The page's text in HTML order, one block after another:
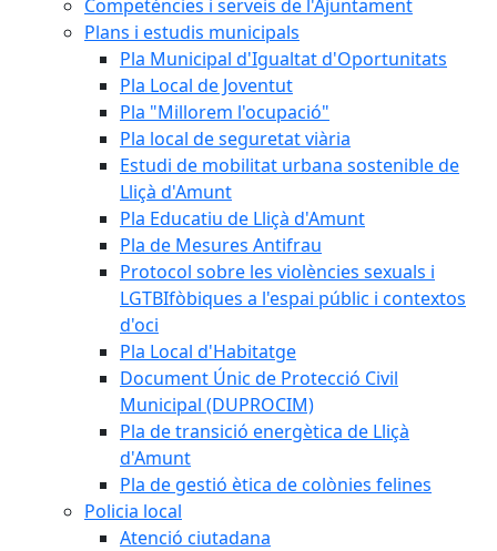
Competències i serveis de l'Ajuntament
Plans i estudis municipals
Pla Municipal d'Igualtat d'Oportunitats
Pla Local de Joventut
Pla "Millorem l'ocupació"
Pla local de seguretat viària
Estudi de mobilitat urbana sostenible de
Lliçà d'Amunt
Pla Educatiu de Lliçà d'Amunt
Pla de Mesures Antifrau
Protocol sobre les violències sexuals i
LGTBIfòbiques a l'espai públic i contextos
d'oci
Pla Local d'Habitatge
Document Únic de Protecció Civil
Municipal (DUPROCIM)
Pla de transició energètica de Lliçà
d'Amunt
Pla de gestió ètica de colònies felines
Policia local
Atenció ciutadana